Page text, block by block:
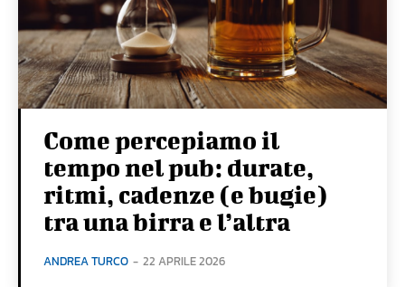
Come percepiamo il
tempo nel pub: durate,
ritmi, cadenze (e bugie)
tra una birra e l’altra
ANDREA TURCO - 22 APRILE 2026